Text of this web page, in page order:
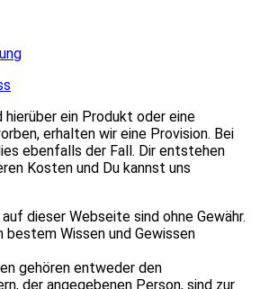
ein Produkt oder eine
erhalten wir eine Provision. Bei
ebenfalls der Fall. Dir entstehen
Kosten und Du kannst uns
dieser Webseite sind ohne Gewähr.
bestem Wissen und Gewissen
gehören entweder den
der angegebenen Person, sind zur